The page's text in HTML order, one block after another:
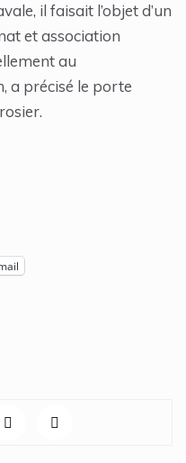
il faisait l’objet d’un
et association
au
a précisé le porte